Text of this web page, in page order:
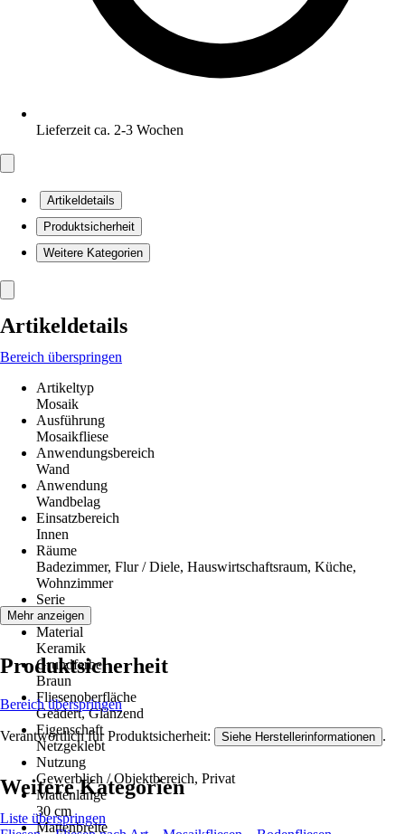
Lieferzeit ca. 2-3 Wochen
Artikeldetails
Produktsicherheit
Weitere Kategorien
Artikeldetails
Bereich überspringen
Artikeltyp
Mosaik
Ausführung
Mosaikfliese
Anwendungsbereich
Wand
Anwendung
Wandbelag
Einsatzbereich
Innen
Räume
Badezimmer, Flur / Diele, Hauswirtschaftsraum, Küche,
Wohnzimmer
Serie
Imperiale
Material
Keramik
Grundfarbe
Braun
Fliesenoberfläche
Geädert, Glänzend
Eigenschaft
Netzgeklebt
Nutzung
Gewerblich / Objektbereich, Privat
Mattenlänge
30 cm
Mattenbreite
Mehr anzeigen
Produktsicherheit
Bereich überspringen
Verantwortlich für Produktsicherheit: Siehe Herstellerinformationen .
Weitere Kategorien
Liste überspringen